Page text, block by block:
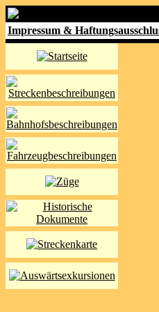
Impressum &